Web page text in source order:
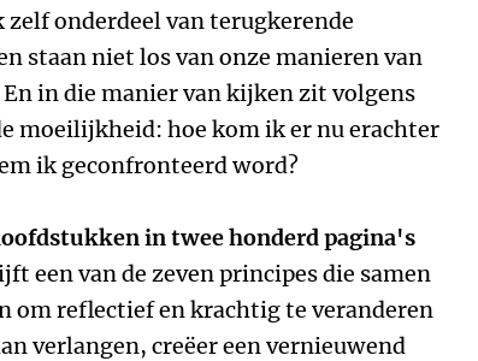
onderdeel van terugkerende
staan niet los van onze manieren van
in die manier van kijken zit volgens
moeilijkheid: hoe kom ik er nu erachter
ik geconfronteerd word?
in twee honderd pagina's
een van de zeven principes die samen
om reflectief en krachtig te veranderen
verlangen, creëer een vernieuwend